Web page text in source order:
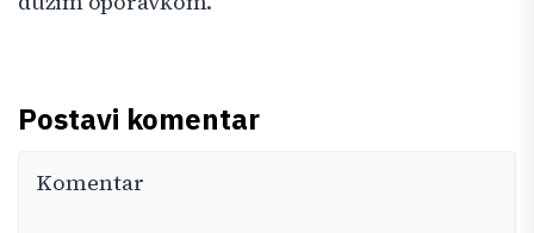
Postavi komentar